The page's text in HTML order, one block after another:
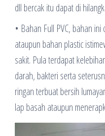
dll bercak itu dapat di
• Bahan Full PVC, bahan
ataupun bahan plastic
sakit. Pula terdapat
darah, bakteri serta
ringan terbuat bersih
lap basah ataupun